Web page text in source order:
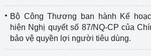
Bộ Công Thương ban hành Kế
hiện Nghị quyết số 87/NQ-CP của
bảo vệ quyền lợi người tiêu dùng.